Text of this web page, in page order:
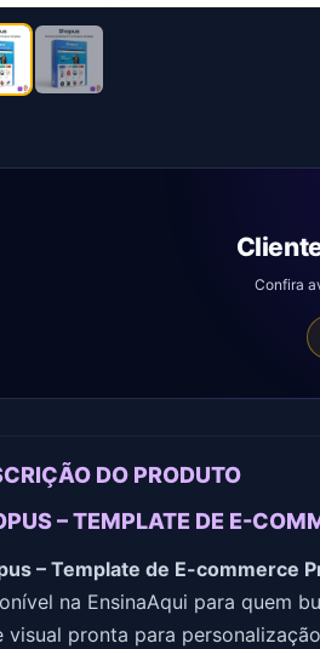
Confira
DO PRODUTO
– TEMPLATE DE E-
– Template de E-commerce
na EnsinaAqui para quem
visual pronta para